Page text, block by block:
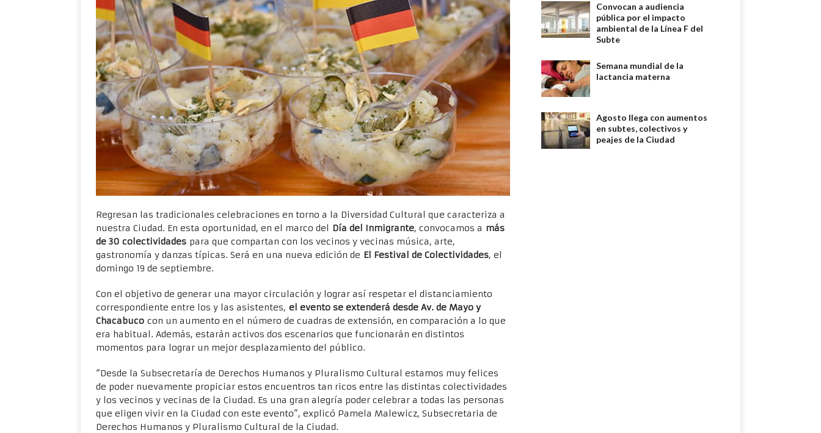
Regresan las tradicionales celebraciones en torno a la Diversidad Cultural que caracteriza a
nuestra Ciudad. En esta oportunidad, en el marco del Día del Inmigrante, convocamos a más
de 30 colectividades para que compartan con los vecinos y vecinas música, arte,
gastronomía y danzas típicas. Será en una nueva edición de El Festival de Colectividades, el
domingo 19 de septiembre.
Con el objetivo de generar una mayor circulación y lograr así respetar el distanciamiento
correspondiente entre los y las asistentes, el evento se extenderá desde Av. de Mayo y
Chacabuco con un aumento en el número de cuadras de extensión, en comparación a lo que
era habitual. Además, estarán activos dos escenarios que funcionarán en distintos
momentos para lograr un mejor desplazamiento del público.
“Desde la Subsecretaría de Derechos Humanos y Pluralismo Cultural estamos muy felices
de poder nuevamente propiciar estos encuentros tan ricos entre las distintas colectividades
y los vecinos y vecinas de la Ciudad. Es una gran alegría poder celebrar a todas las personas
que eligen vivir en la Ciudad con este evento”, explicó Pamela Malewicz, Subsecretaria de
Derechos Humanos y Pluralismo Cultural de la Ciudad.
Convocan a audiencia
pública por el impacto
ambiental de la Línea F del
Subte
Semana mundial de la
lactancia materna
Agosto llega con aumentos
en subtes, colectivos y
peajes de la Ciudad